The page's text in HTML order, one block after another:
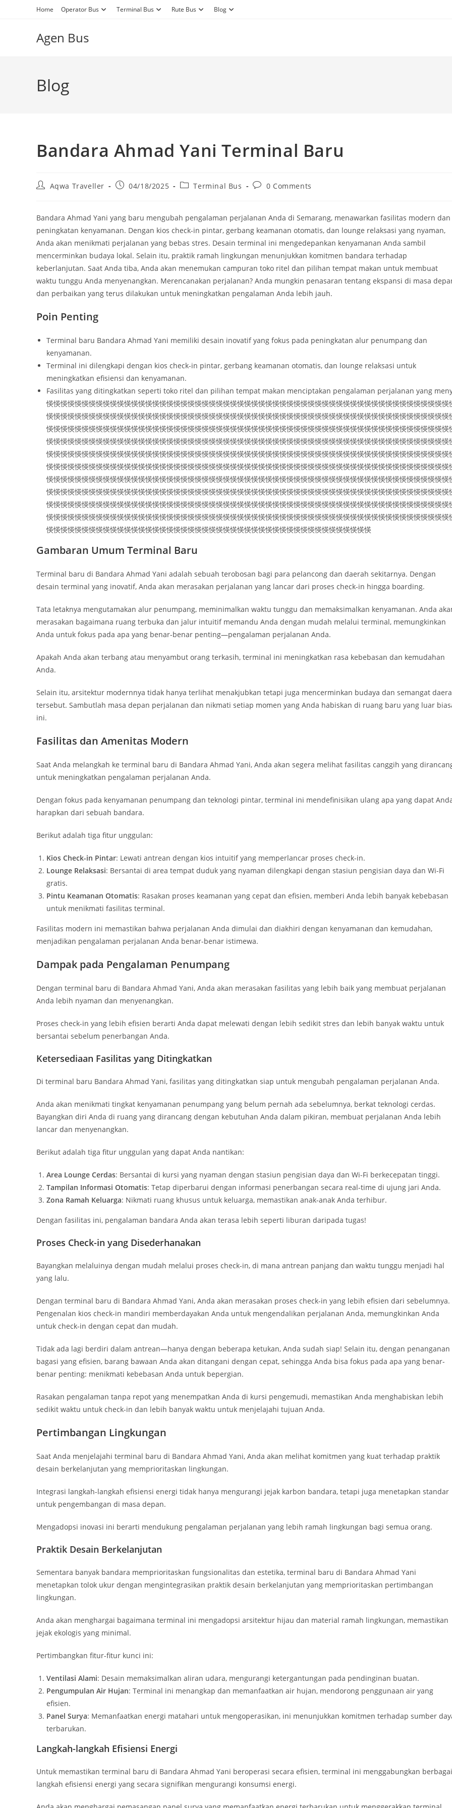
Home Operator Bus Terminal Bus Rute Bus Blog
Agen Bus
Blog
Bandara Ahmad Yani Terminal Baru
PostAqwa Traveller
Post04/18/2025
PostTerminal Bus
Post0 Comments
Bandara Ahmad Yani yang baru mengubah pengalaman perjalanan Anda di Semarang, menawarkan fasilitas modern dan
peningkatan kenyamanan. Dengan kios check-in pintar, gerbang keamanan otomatis, dan lounge relaksasi yang nyaman,
Anda akan menikmati perjalanan yang bebas stres. Desain terminal ini mengedepankan kenyamanan Anda sambil
mencerminkan budaya lokal. Selain itu, praktik ramah lingkungan menunjukkan komitmen bandara terhadap
keberlanjutan. Saat Anda tiba, Anda akan menemukan campuran toko ritel dan pilihan tempat makan untuk membuat
waktu tunggu Anda menyenangkan. Merencanakan perjalanan? Anda mungkin penasaran tentang ekspansi di masa
dan perbaikan yang terus dilakukan untuk meningkatkan pengalaman Anda lebih jauh.
Poin Penting
Terminal baru Bandara Ahmad Yani memiliki desain inovatif yang fokus pada peningkatan alur penumpang dan
kenyamanan.
Terminal ini dilengkapi dengan kios check-in pintar, gerbang keamanan otomatis, dan lounge relaksasi untuk
meningkatkan efisiensi dan kenyamanan.
Fasilitas yang ditingkatkan seperti toko ritel dan pilihan tempat makan menciptakan pengalaman perjalanan yang
愥愥愥愥愥愥愥愥愥愥愥愥愥愥愥愥愥愥愥愥愥愥愥愥愥愥愥愥愥愥愥愥愥愥愥愥愥愥愥愥愥愥愥愥愥愥愥愥愥愥愥愥愥愥愥愥愥
愥愥愥愥愥愥愥愥愥愥愥愥愥愥愥愥愥愥愥愥愥愥愥愥愥愥愥愥愥愥愥愥愥愥愥愥愥愥愥愥愥愥愥愥愥愥愥愥愥愥愥愥愥愥愥愥愥
愥愥愥愥愥愥愥愥愥愥愥愥愥愥愥愥愥愥愥愥愥愥愥愥愥愥愥愥愥愥愥愥愥愥愥愥愥愥愥愥愥愥愥愥愥愥愥愥愥愥愥愥愥愥愥愥愥
愥愥愥愥愥愥愥愥愥愥愥愥愥愥愥愥愥愥愥愥愥愥愥愥愥愥愥愥愥愥愥愥愥愥愥愥愥愥愥愥愥愥愥愥愥愥愥愥愥愥愥愥愥愥愥愥愥
愥愥愥愥愥愥愥愥愥愥愥愥愥愥愥愥愥愥愥愥愥愥愥愥愥愥愥愥愥愥愥愥愥愥愥愥愥愥愥愥愥愥愥愥愥愥愥愥愥愥愥愥愥愥愥愥愥
愥愥愥愥愥愥愥愥愥愥愥愥愥愥愥愥愥愥愥愥愥愥愥愥愥愥愥愥愥愥愥愥愥愥愥愥愥愥愥愥愥愥愥愥愥愥愥愥愥愥愥愥愥愥愥愥愥
愥愥愥愥愥愥愥愥愥愥愥愥愥愥愥愥愥愥愥愥愥愥愥愥愥愥愥愥愥愥愥愥愥愥愥愥愥愥愥愥愥愥愥愥愥愥愥愥愥愥愥愥愥愥愥愥愥
愥愥愥愥愥愥愥愥愥愥愥愥愥愥愥愥愥愥愥愥愥愥愥愥愥愥愥愥愥愥愥愥愥愥愥愥愥愥愥愥愥愥愥愥愥愥愥愥愥愥愥愥愥愥愥愥愥
愥愥愥愥愥愥愥愥愥愥愥愥愥愥愥愥愥愥愥愥愥愥愥愥愥愥愥愥愥愥愥愥愥愥愥愥愥愥愥愥愥愥愥愥愥愥愥愥愥愥愥愥愥愥愥愥愥
愥愥愥愥愥愥愥愥愥愥愥愥愥愥愥愥愥愥愥愥愥愥愥愥愥愥愥愥愥愥愥愥愥愥愥愥愥愥愥愥愥愥愥愥愥愥愥愥愥愥愥愥愥愥愥愥愥
愥愥愥愥愥愥愥愥愥愥愥愥愥愥愥愥愥愥愥愥愥愥愥愥愥愥愥愥愥愥愥愥愥愥愥愥愥愥愥愥愥愥愥愥愥愥
Gambaran Umum Terminal Baru
Terminal baru di Bandara Ahmad Yani adalah sebuah terobosan bagi para pelancong dan daerah sekitarnya. Dengan
desain terminal yang inovatif, Anda akan merasakan perjalanan yang lancar dari proses check-in hingga boarding.
Tata letaknya mengutamakan alur penumpang, meminimalkan waktu tunggu dan memaksimalkan kenyamanan. Anda
merasakan bagaimana ruang terbuka dan jalur intuitif memandu Anda dengan mudah melalui terminal, memungkinkan
Anda untuk fokus pada apa yang benar-benar penting—pengalaman perjalanan Anda.
Apakah Anda akan terbang atau menyambut orang terkasih, terminal ini meningkatkan rasa kebebasan dan kemudahan
Anda.
Selain itu, arsitektur modernnya tidak hanya terlihat menakjubkan tetapi juga mencerminkan budaya dan semangat
tersebut. Sambutlah masa depan perjalanan dan nikmati setiap momen yang Anda habiskan di ruang baru yang luar
ini.
Fasilitas dan Amenitas Modern
Saat Anda melangkah ke terminal baru di Bandara Ahmad Yani, Anda akan segera melihat fasilitas canggih yang
untuk meningkatkan pengalaman perjalanan Anda.
Dengan fokus pada kenyamanan penumpang dan teknologi pintar, terminal ini mendefinisikan ulang apa yang dapat
harapkan dari sebuah bandara.
Berikut adalah tiga fitur unggulan:
Kios Check-in Pintar: Lewati antrean dengan kios intuitif yang memperlancar proses check-in.
Lounge Relaksasi: Bersantai di area tempat duduk yang nyaman dilengkapi dengan stasiun pengisian daya dan Wi-Fi
gratis.
Pintu Keamanan Otomatis: Rasakan proses keamanan yang cepat dan efisien, memberi Anda lebih banyak kebebasan
untuk menikmati fasilitas terminal.
Fasilitas modern ini memastikan bahwa perjalanan Anda dimulai dan diakhiri dengan kenyamanan dan kemudahan,
menjadikan pengalaman perjalanan Anda benar-benar istimewa.
Dampak pada Pengalaman Penumpang
Dengan terminal baru di Bandara Ahmad Yani, Anda akan merasakan fasilitas yang lebih baik yang membuat perjalanan
Anda lebih nyaman dan menyenangkan.
Proses check-in yang lebih efisien berarti Anda dapat melewati dengan lebih sedikit stres dan lebih banyak waktu untuk
bersantai sebelum penerbangan Anda.
Ketersediaan Fasilitas yang Ditingkatkan
Di terminal baru Bandara Ahmad Yani, fasilitas yang ditingkatkan siap untuk mengubah pengalaman perjalanan Anda.
Anda akan menikmati tingkat kenyamanan penumpang yang belum pernah ada sebelumnya, berkat teknologi cerdas.
Bayangkan diri Anda di ruang yang dirancang dengan kebutuhan Anda dalam pikiran, membuat perjalanan Anda lebih
lancar dan menyenangkan.
Berikut adalah tiga fitur unggulan yang dapat Anda nantikan:
Area Lounge Cerdas: Bersantai di kursi yang nyaman dengan stasiun pengisian daya dan Wi-Fi berkecepatan tinggi.
Tampilan Informasi Otomatis: Tetap diperbarui dengan informasi penerbangan secara real-time di ujung jari Anda.
Zona Ramah Keluarga: Nikmati ruang khusus untuk keluarga, memastikan anak-anak Anda terhibur.
Dengan fasilitas ini, pengalaman bandara Anda akan terasa lebih seperti liburan daripada tugas!
Proses Check-in yang Disederhanakan
Bayangkan melaluinya dengan mudah melalui proses check-in, di mana antrean panjang dan waktu tunggu menjadi hal
yang lalu.
Dengan terminal baru di Bandara Ahmad Yani, Anda akan merasakan proses check-in yang lebih efisien dari sebelumnya.
Pengenalan kios check-in mandiri memberdayakan Anda untuk mengendalikan perjalanan Anda, memungkinkan Anda
untuk check-in dengan cepat dan mudah.
Tidak ada lagi berdiri dalam antrean—hanya dengan beberapa ketukan, Anda sudah siap! Selain itu, dengan penanganan
bagasi yang efisien, barang bawaan Anda akan ditangani dengan cepat, sehingga Anda bisa fokus pada apa yang benar-
benar penting: menikmati kebebasan Anda untuk bepergian.
Rasakan pengalaman tanpa repot yang menempatkan Anda di kursi pengemudi, memastikan Anda menghabiskan lebih
sedikit waktu untuk check-in dan lebih banyak waktu untuk menjelajahi tujuan Anda.
Pertimbangan Lingkungan
Saat Anda menjelajahi terminal baru di Bandara Ahmad Yani, Anda akan melihat komitmen yang kuat terhadap praktik
desain berkelanjutan yang memprioritaskan lingkungan.
Integrasi langkah-langkah efisiensi energi tidak hanya mengurangi jejak karbon bandara, tetapi juga menetapkan standar
untuk pengembangan di masa depan.
Mengadopsi inovasi ini berarti mendukung pengalaman perjalanan yang lebih ramah lingkungan bagi semua orang.
Praktik Desain Berkelanjutan
Sementara banyak bandara memprioritaskan fungsionalitas dan estetika, terminal baru di Bandara Ahmad Yani
menetapkan tolok ukur dengan mengintegrasikan praktik desain berkelanjutan yang memprioritaskan pertimbangan
lingkungan.
Anda akan menghargai bagaimana terminal ini mengadopsi arsitektur hijau dan material ramah lingkungan, memastikan
jejak ekologis yang minimal.
Pertimbangkan fitur-fitur kunci ini:
Ventilasi Alami: Desain memaksimalkan aliran udara, mengurangi ketergantungan pada pendinginan buatan.
Pengumpulan Air Hujan: Terminal ini menangkap dan memanfaatkan air hujan, mendorong penggunaan air yang
efisien.
Panel Surya: Memanfaatkan energi matahari untuk mengoperasikan, ini menunjukkan komitmen terhadap sumber
terbarukan.
Langkah-langkah Efisiensi Energi
Untuk memastikan terminal baru di Bandara Ahmad Yani beroperasi secara efisien, terminal ini menggabungkan berbagai
langkah efisiensi energi yang secara signifikan mengurangi konsumsi energi.